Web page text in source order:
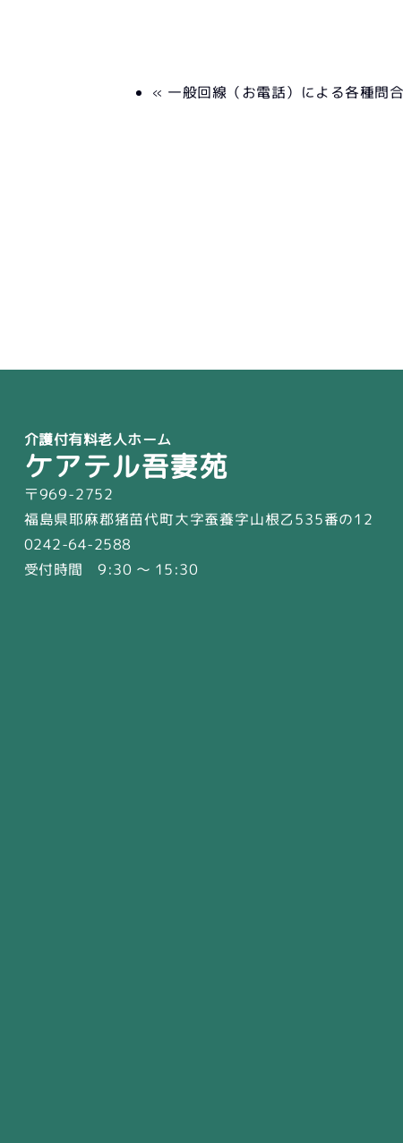
« 一般回線（お電話）による各種問
介護付有料老人ホーム
ケアテル吾妻苑
〒969-2752
福島県耶麻郡猪苗代町大字蚕養字山根乙535番の12
0242-64-2588
受付時間 9:30 〜 15:30